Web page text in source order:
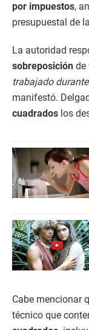
por impuestos,
presupuestal de
La autoridad
sobreposición de
trabajado
manifestó.
cuadrados los
Cabe mencionar
técnico que